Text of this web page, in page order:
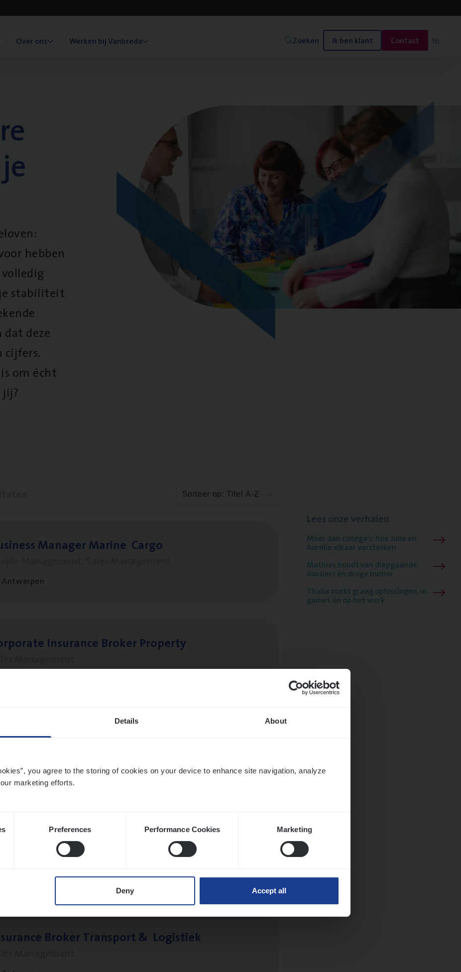
Details About
you agree to the storing of cookies on your device to enhance site navigation, analyze
marketing efforts.
Preferences Performance Cookies Marketing
Deny Accept all
Over ons Werken bij Vanbreda Zoeken Ik ben klant Contact NL
hebben
stabiliteit
dat deze
cijfers.
om écht
Sorteer op: Titel A-Z
Mana­ger Mari­ne Cargo
Antwerpen
Insu­ran­ce Bro­ker Property
Care Expert Hospitalisatieverzekeringen
Antwerpen
Bro­kerKMO
Management
Bro­ker Trans­port& Logistiek
Meer dan collega’s: hoe Julie en
Aurélie elkaar versterken
Mathias houdt van diepgaande
dossiers én droge humor
Thalia zoekt graag oplossingen, in
games én op het werk